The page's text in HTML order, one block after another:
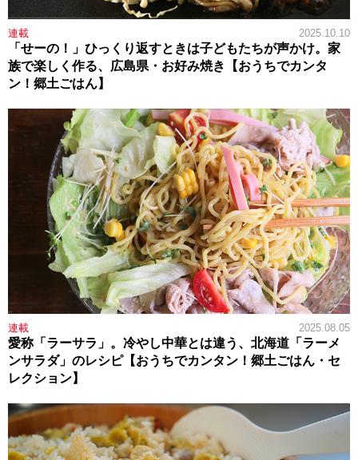
連載 2025.10.10
「せーの！」ひっくり返すときは子どもたちが声かけ。家
族で楽しく作る、広島県・お好み焼き【おうちでカンタ
ン！郷土ごはん】
連載 2025.08.05
愛称「ラーサラ」。冷やし中華とは違う、北海道「ラーメ
ンサラダ」のレシピ【おうちでカンタン！郷土ごはん・セ
レクション】